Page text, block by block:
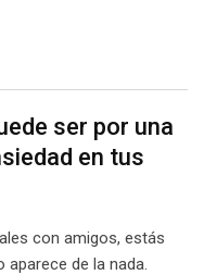
ser por una
en tus
con amigos, estás
de la nada.